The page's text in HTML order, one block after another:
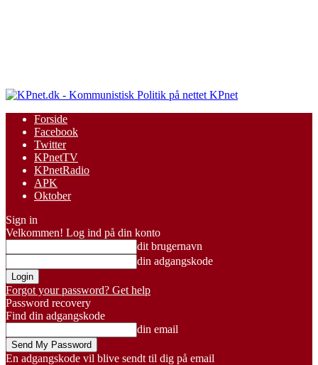
KPnet
Forside
Facebook
Twitter
KPnetTV
KPnetRadio
APK
Oktober
Sign in
Velkommen! Log ind på din konto
dit brugernavn
din adgangskode
Forgot your password? Get help
Password recovery
Find din adgangskode
din email
En adgangskode vil blive sendt til dig på email